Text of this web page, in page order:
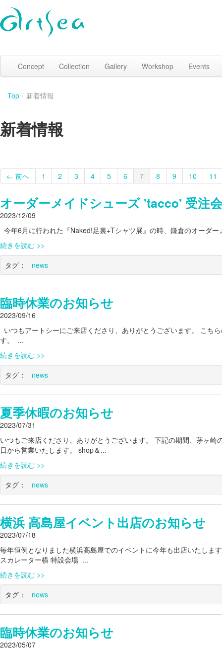
Concept Collection Gallery Workshop Events
Top / 新着情報
新着情報
← 前へ 1 2 3 4 5 6 7 8 9 10 11
オーダーメイドシューズ 'tacco' 受注
2023/12/09
今年6月に行われた『Naked!足裏+Tシャツ展』の時、鎌倉のオーダ
続きを読む
タグ：
news
臨時休業のお知らせ
2023/09/16
いつもアートシーにご来店くださり、ありがとうございます。 こち
す。 ...
続きを読む
タグ：
news
夏季休暇のお知らせ
2023/07/31
いつもご来店くださり、ありがとうございます。 下記の期間、茅ヶ
日から営業いたします。 shop＆...
続きを読む
タグ：
news
横浜 高島屋イベント出店のお知らせ
2023/07/18
毎年恒例となりました横浜高島屋でのイベントに今年も出店いたし
スカレーター横 特設会場 ...
続きを読む
タグ：
news
臨時休業のお知らせ
2023/05/07